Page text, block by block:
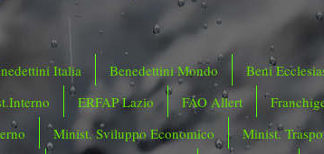
Italia Benedettini Mondo
Beni
ERFAP Lazio FAO Allert
Minist. Sviluppo Economico
Minist.